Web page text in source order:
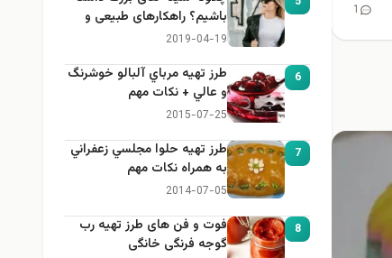
1
باشیم؟ راهکارهای طبیعی و
خانگی برای بزرگ کردن سینه
2019-04-19
6
طرز تهيه مرباي آلبالو خوشرنگ
و عالي + نكات مهم
2015-07-25
7
طرز تهيه حلوا مجلسي زعفراني
به همراه نكات مهم
2014-07-05
8
فوت و فن های طرز تهیه رب
گوجه فرنگی خانگی